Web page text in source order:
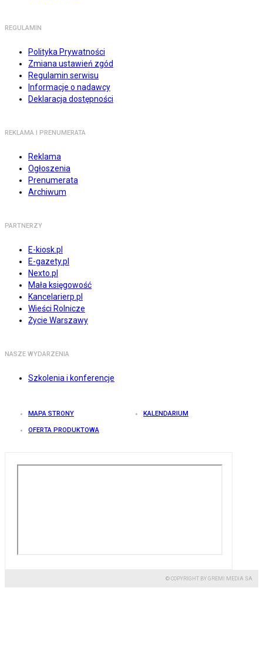
REGULAMIN
Polityka Prywatności
Zmiana ustawień zgód
Regulamin serwisu
Informacje o nadawcy
Deklaracja dostępności
REKLAMA I PRENUMERATA
Reklama
Ogłoszenia
Prenumerata
Archiwum
PARTNERZY
E-kiosk.pl
E-gazety.pl
Nexto.pl
Mała księgowość
Kancelarierp.pl
Wieści Rolnicze
Życie Warszawy
NASZE WYDARZENIA
Szkolenia i konferencje
MAPA STRONY KALENDARIUM
OFERTA PRODUKTOWA
© COPYRIGHT BY GREMI MEDIA SA